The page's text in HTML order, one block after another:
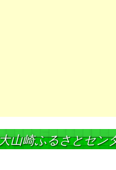
山崎ふるさとセン